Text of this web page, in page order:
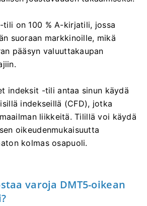
tili on 100 % A-kirjatili, jossa
suoraan markkinoille, mikä
pääsyn valuuttakaupan
indeksit -tili antaa sinun käydä
indekseillä (CFD), jotka
liikkeitä. Tilillä voi käydä
oikeudenmukaisuutta
kolmas osapuoli.
varoja DMT5-oikean